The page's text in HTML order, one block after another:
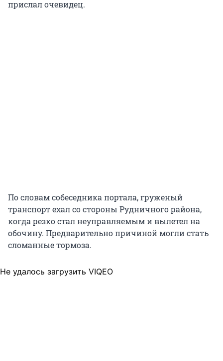
прислал очевидец.
По словам собеседника портала, груженый
транспорт ехал со стороны Рудничного района,
когда резко стал неуправляемым и вылетел на
обочину. Предварительно причиной могли стать
сломанные тормоза.
Не удалось загрузить VIQEO